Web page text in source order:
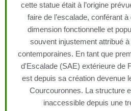
cette statue était à l’origine
faire de l’escalade, conférant
dimension fonctionnelle et
souvent injustement attribué
contemporaines. En tant que
d'Escalade (SAE) extérieure de
est depuis sa création devenue
Courcouronnes. La structure
inaccessible depuis une